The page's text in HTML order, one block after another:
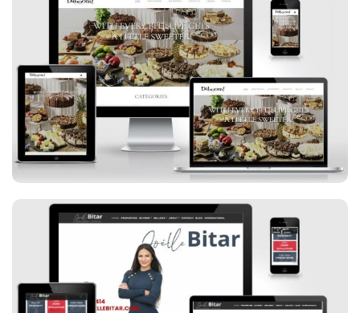
Daboom Desserts
Joëlle Bitar